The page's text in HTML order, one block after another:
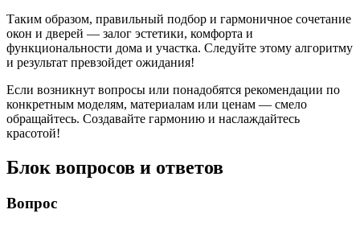
Таким образом, правильный подбор и гармоничное сочетание
окон и дверей — залог эстетики, комфорта и
функциональности дома и участка. Следуйте этому алгоритму
и результат превзойдет ожидания!
Если возникнут вопросы или понадобятся рекомендации по
конкретным моделям, материалам или ценам — смело
обращайтесь. Создавайте гармонию и наслаждайтесь
красотой!
Блок вопросов и ответов
Вопрос